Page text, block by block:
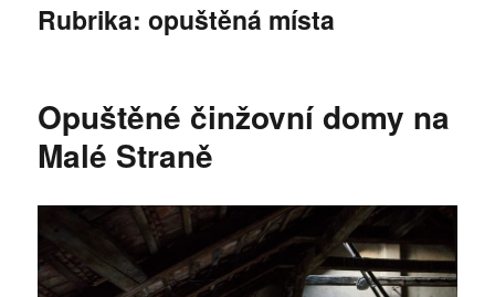
Rubrika:opuštěná místa
Opuštěné činžovní domy na
Malé Straně